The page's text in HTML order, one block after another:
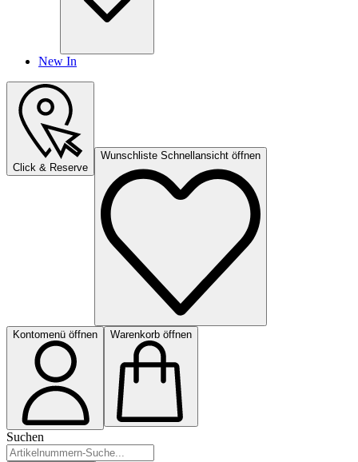
New In
Click & Reserve
Wunschliste Schnellansicht öffnen
Kontomenü öffnen Warenkorb öffnen
Suchen